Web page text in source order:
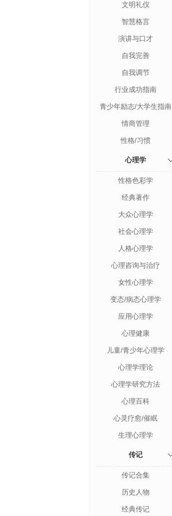
文明礼仪
智慧格言
演讲与口才
自我完善
自我调节
行业成功指南
青少年励志/大学生指南
情商管理
性格/习惯
心理学
性格色彩学
经典著作
大众心理学
社会心理学
人格心理学
心理咨询与治疗
女性心理学
变态/病态心理学
应用心理学
心理健康
儿童/青少年心理学
心理学理论
心理学研究方法
心理百科
心灵疗愈/催眠
生理心理学
传记
传记合集
历史人物
经典传记